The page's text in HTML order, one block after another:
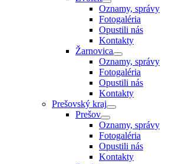
Oznamy, správy
Fotogaléria
Opustili nás
Kontakty
Žarnovica
Oznamy, správy
Fotogaléria
Opustili nás
Kontakty
Prešovský kraj
Prešov
Oznamy, správy
Fotogaléria
Opustili nás
Kontakty